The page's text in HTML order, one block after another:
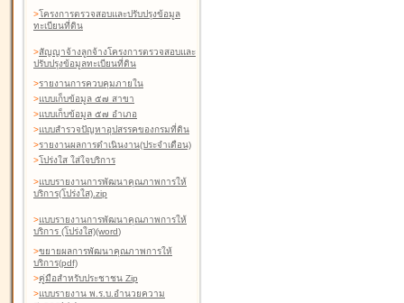
>โครงการตรวจสอบและปรับปรุงข้อมูล
ทะเบียนที่ดิน
>สัญญาจ้างลูกจ้างโครงการตรวจสอบและ
ปรับปรุงข้อมูลทะเบียนที่ดิน
>รายงานการควบคุมภายใน
>แบบเก็บข้อมูล ๕๗ สาขา
>แบบเก็บข้อมูล ๕๗ อำเภอ
>แบบสำรวจปัญหาอุปสรรคของกรมที่ดิน
>รายงานผลการดำเนินงาน(ประจำเดือน)
>โปร่งใส ใส่ใจบริการ
>แบบรายงานการพัฒนาคุณภาพการให้
บริการ(โปร่งใส).zip
>แบบรายงานการพัฒนาคุณภาพการให้
บริการ (โปร่งใส)(word)
>ขยายผลการพัฒนาคุณภาพการให้
บริการ(pdf)
>คู่มือสำหรับประชาชน Zip
>แบบรายงาน พ.ร.บ.อำนวยความ